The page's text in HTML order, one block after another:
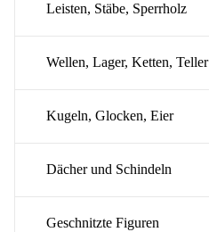
Leisten, Stäbe, Sperrholz
Wellen, Lager, Ketten, Teller
Kugeln, Glocken, Eier
Dächer und Schindeln
Geschnitzte Figuren